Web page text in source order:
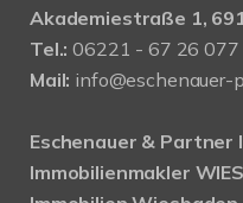
Akademiestraße 1,
Tel.:06221 - 67 26 077
Mail: info@eschenauer-
Eschenauer & Partner
Immobilienmakler